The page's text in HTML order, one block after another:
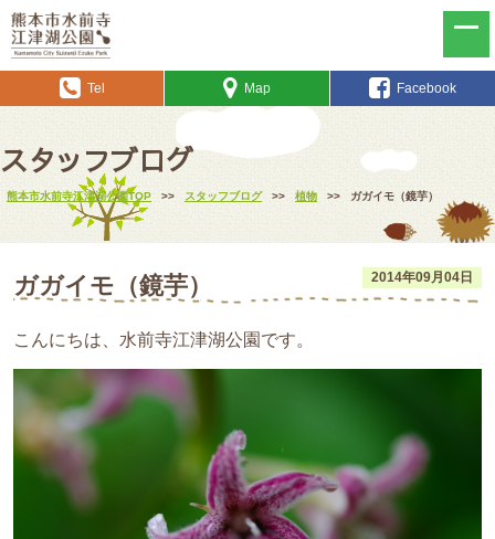
Tel Map Facebook
スタッフブログ
熊本市水前寺江津湖公園TOP >> スタッフブログ >> 植物 >> ガガイモ（鏡芋）
2014年09月04日
ガガイモ（鏡芋）
こんにちは、水前寺江津湖公園です。